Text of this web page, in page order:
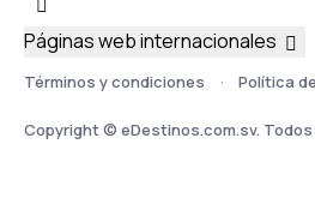
Términos y condiciones Política
Copyright © eDestinos.com.sv.
Páginas web internacionales